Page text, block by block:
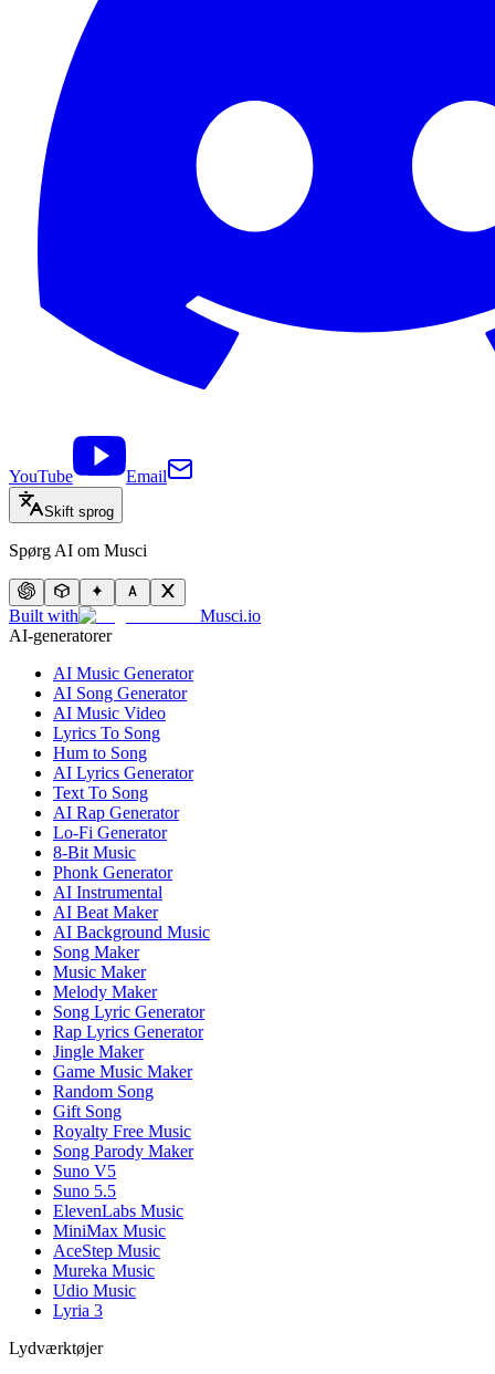
YouTube Email
Skift sprog
Spørg AI om Musci
Built with
Musci.io
AI-generatorer
AI Music Generator
AI Song Generator
AI Music Video
Lyrics To Song
Hum to Song
AI Lyrics Generator
Text To Song
AI Rap Generator
Lo-Fi Generator
8-Bit Music
Phonk Generator
AI Instrumental
AI Beat Maker
AI Background Music
Song Maker
Music Maker
Melody Maker
Song Lyric Generator
Rap Lyrics Generator
Jingle Maker
Game Music Maker
Random Song
Gift Song
Royalty Free Music
Song Parody Maker
Suno V5
Suno 5.5
ElevenLabs Music
MiniMax Music
AceStep Music
Mureka Music
Udio Music
Lyria 3
Lydværktøjer